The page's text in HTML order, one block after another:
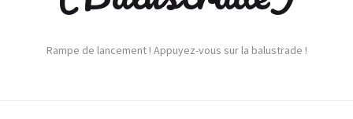
Rampe de lancement ! Appuyez-vous sur la balustrade !